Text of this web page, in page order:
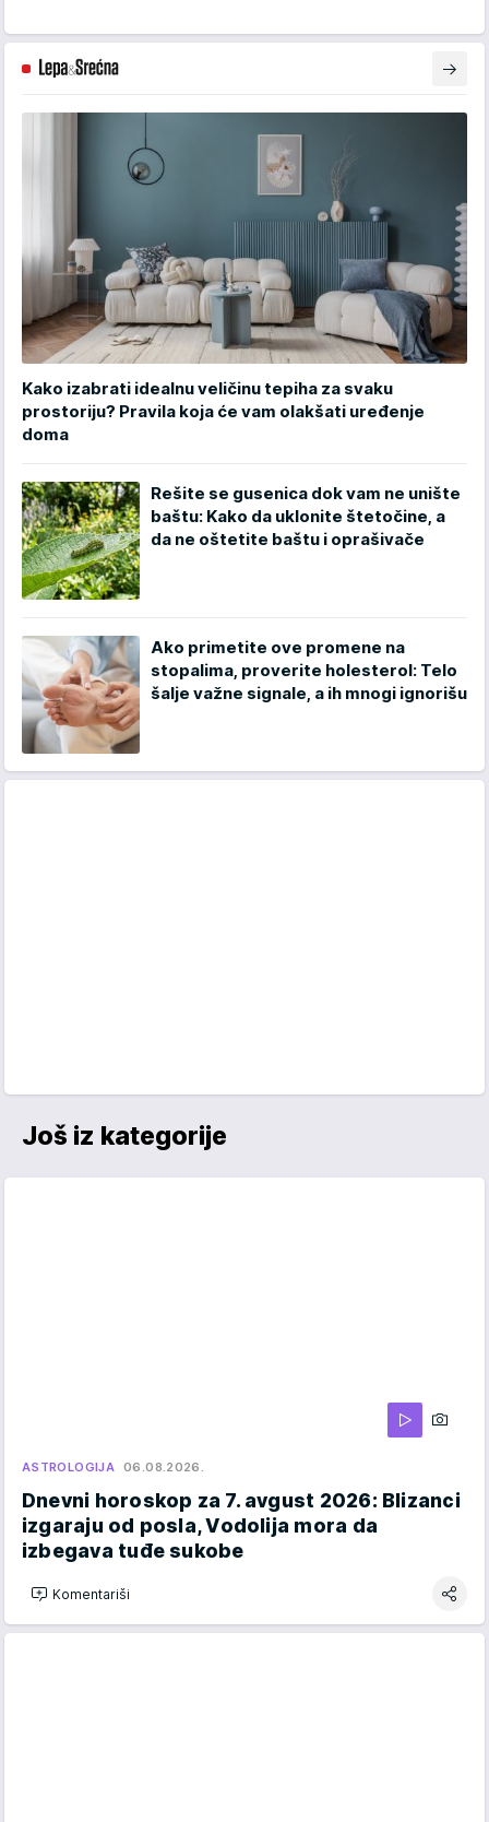
Kako izabrati idealnu veličinu tepiha za svaku
prostoriju? Pravila koja će vam olakšati uređenje
doma
Rešite se gusenica dok vam ne unište
baštu: Kako da uklonite štetočine, a
da ne oštetite baštu i oprašivače
Ako primetite ove promene na
stopalima, proverite holesterol: Telo
šalje važne signale, a ih mnogi ignorišu
Još iz kategorije
ASTROLOGIJA 06.08.2026.
Dnevni horoskop za 7. avgust 2026: Blizanci
izgaraju od posla, Vodolija mora da
izbegava tuđe sukobe
Komentariši